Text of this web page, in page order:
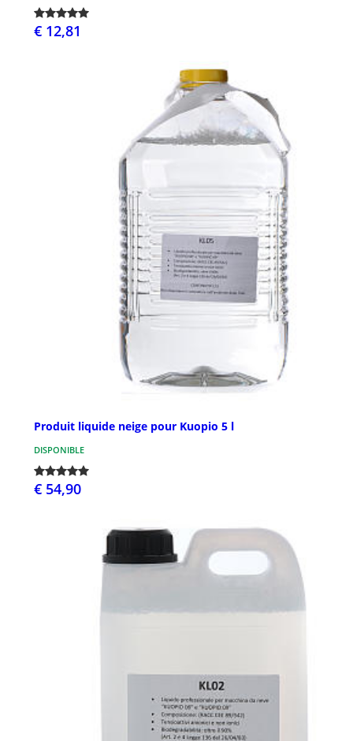
€ 12,81
Produit liquide neige pour Kuopio 5 l
DISPONIBLE
€ 54,90